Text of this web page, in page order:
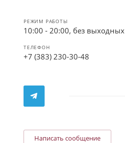
РЕЖИМ РАБОТЫ
10:00 - 20:00, без выходных
ТЕЛЕФОН
+7 (383) 230-30-48
Написать сообщение